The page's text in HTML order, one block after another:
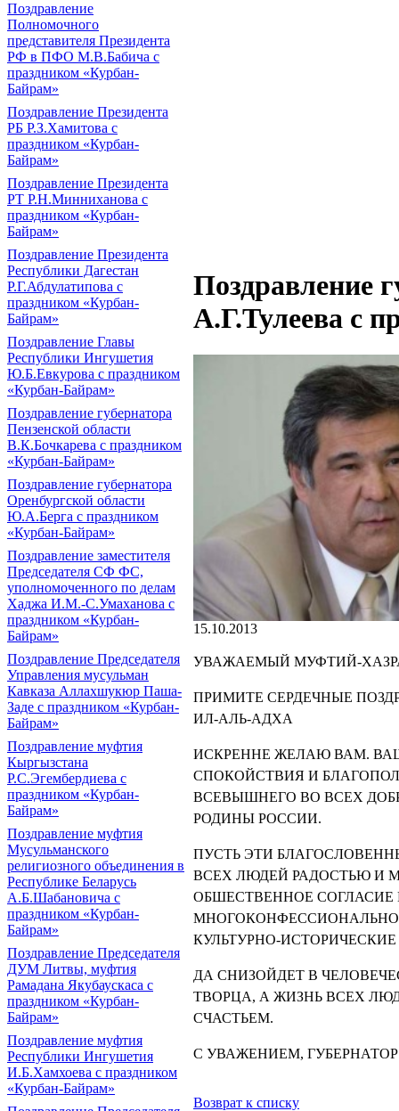
Поздравление
Полномочного
представителя Президента
РФ в ПФО М.В.Бабича с
праздником «Курбан-
Байрам»
Поздравление Президента
РБ Р.З.Хамитова с
праздником «Курбан-
Байрам»
Поздравление Президента
РТ Р.Н.Минниханова с
праздником «Курбан-
Байрам»
Поздравление Президента
Республики Дагестан
Р.Г.Абдулатипова с
праздником «Курбан-
Байрам»
Поздравление Главы
Республики Ингушетия
Ю.Б.Евкурова с праздником
«Курбан-Байрам»
Поздравление губернатора
Пензенской области
В.К.Бочкарева с праздником
«Курбан-Байрам»
Поздравление губернатора
Оренбургской области
Ю.А.Берга с праздником
«Курбан-Байрам»
Поздравление заместителя
Председателя СФ ФС,
уполномоченного по делам
Хаджа И.М.-С.Умаханова с
праздником «Курбан-
Байрам»
Поздравление Председателя
Управления мусульман
Кавказа Аллахшукюр Паша-
Заде с праздником «Курбан-
Байрам»
Поздравление муфтия
Кыргызстана
Р.С.Эгембердиева с
праздником «Курбан-
Байрам»
Поздравление муфтия
Мусульманского
религиозного объединения в
Республике Беларусь
А.Б.Шабановича с
праздником «Курбан-
Байрам»
Поздравление Председателя
ДУМ Литвы, муфтия
Рамадана Якубаускаса с
праздником «Курбан-
Байрам»
Поздравление муфтия
Республики Ингушетия
И.Б.Хамхоева с праздником
«Курбан-Байрам»
Поздравление
А.Г.Тулеева с
15.10.2013
УВАЖАЕМЫЙ МУФТИЙ-
ПРИМИТЕ СЕРДЕЧНЫЕ
ИЛ-АЛЬ-АДХА
ИСКРЕННЕ ЖЕЛАЮ ВАМ.
СПОКОЙСТВИЯ И
ВСЕВЫШНЕГО ВО ВСЕХ
РОДИНЫ РОССИИ.
ПУСТЬ ЭТИ
ВСЕХ ЛЮДЕЙ РАДОСТЬЮ И
ОБШЕСТВЕННОЕ
КУЛЬТУРНО-
ДА СНИЗОЙДЕТ В
TBOPЦA, А ЖИЗНЬ ВСЕХ
СЧАСТЬЕМ.
С УВАЖЕНИЕМ,
Возврат к списку